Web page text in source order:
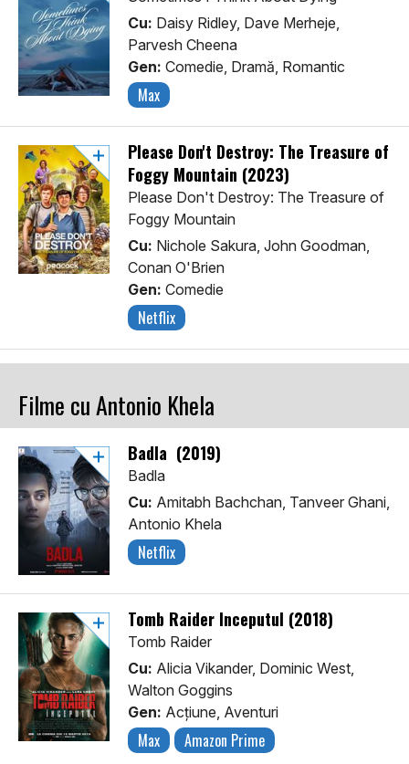
Cu: Daisy Ridley, Dave Merheje,
Parvesh Cheena
Gen: Comedie, Dramă, Romantic
Max
Please Don't Destroy: The Treasure of
Foggy Mountain (2023)
Please Don't Destroy: The Treasure of
Foggy Mountain
Cu: Nichole Sakura, John Goodman,
Conan O'Brien
Gen: Comedie
Netflix
Filme cu Antonio Khela
Badla (2019)
Badla
Cu: Amitabh Bachchan, Tanveer Ghani,
Antonio Khela
Netflix
Tomb Raider Începutul (2018)
Tomb Raider
Cu: Alicia Vikander, Dominic West,
Walton Goggins
Gen: Acţiune, Aventuri
Max Amazon Prime